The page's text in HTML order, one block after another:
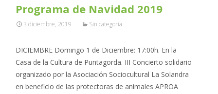
Programa de Navidad 2019
3 diciembre, 2019 Sin categoría
DICIEMBRE Domingo 1 de Diciembre: 17:00h. En la
Casa de la Cultura de Puntagorda. III Concierto solidario
organizado por la Asociación Sociocultural La Solandra
en beneficio de las protectoras de animales APROA